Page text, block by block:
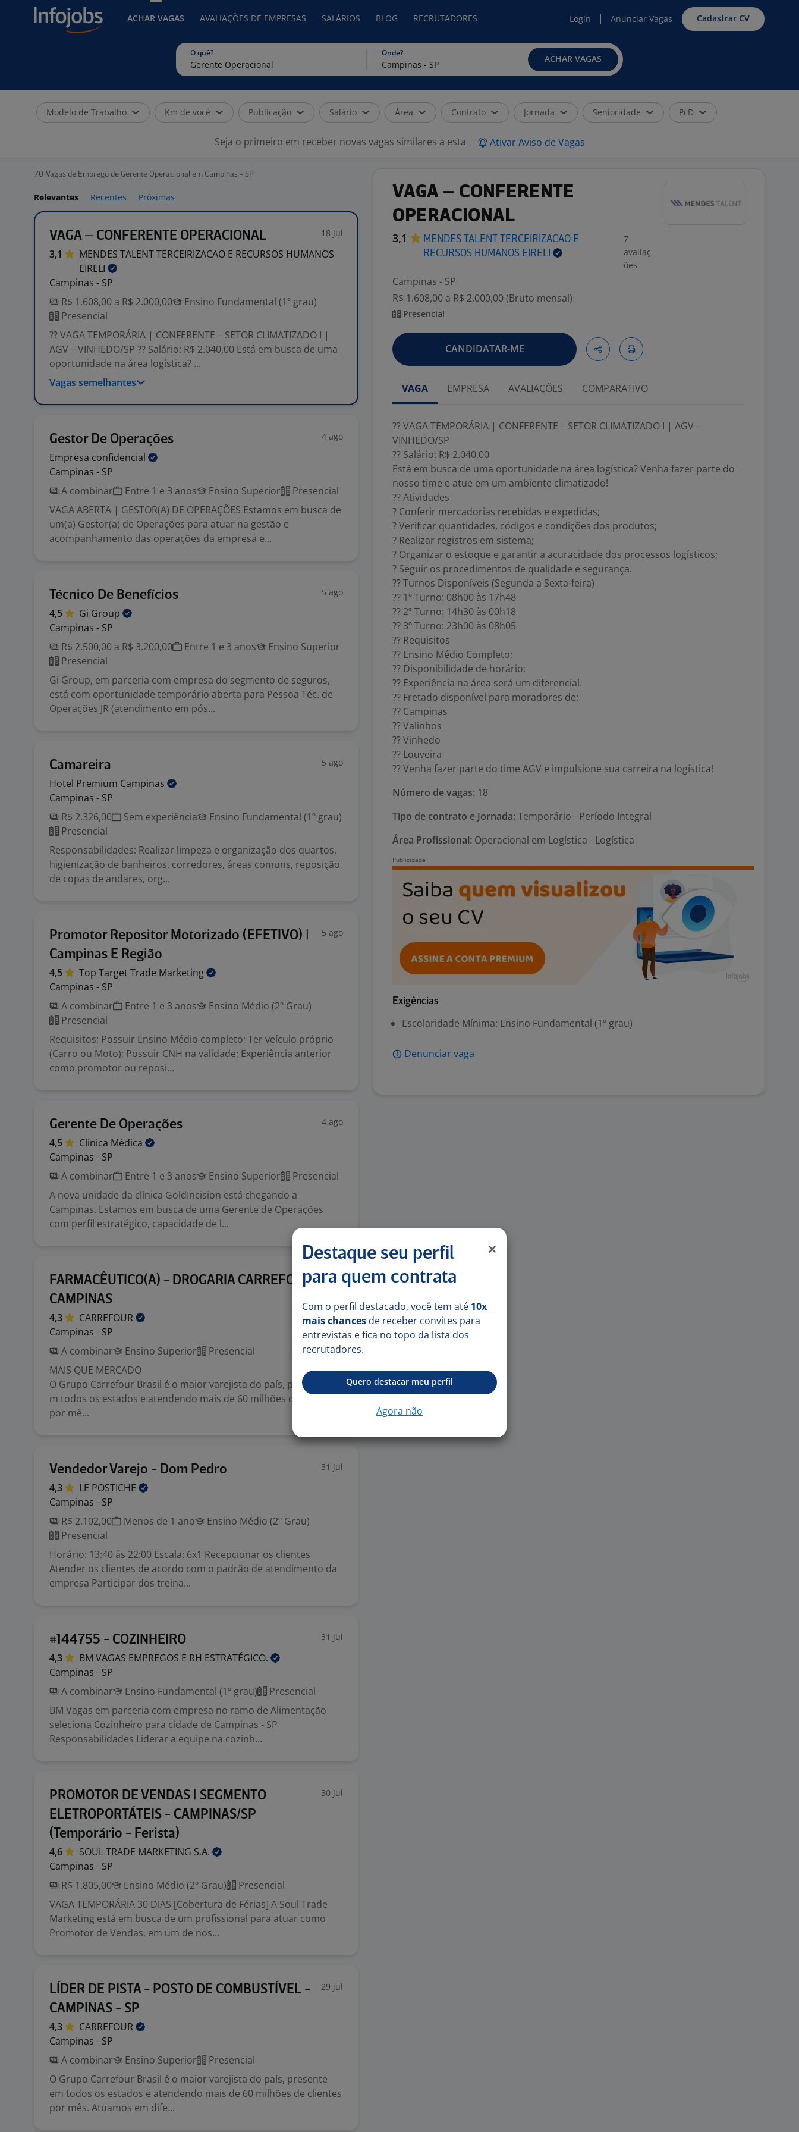
ACHAR VAGAS AVALIAÇÕES DE EMPRESAS SALÁRIOS BLOG RECRUTADORES Login Anunciar Vagas Cadastrar CV
O quê? Onde?
ACHAR VAGAS
Modelo de Trabalho Km de você Publicação Salário Área Contrato Jornada Senioridade PcD
Seja o primeiro em receber novas vagas similares a esta Ativar Aviso de Vagas
70 Vagas de Emprego de Gerente Operacional em Campinas - SP
Relevantes Recentes Próximas
VAGA – CONFERENTE OPERACIONAL 18 jul
3,1
MENDES TALENT TERCEIRIZACAO E RECURSOS HUMANOS
EIRELI
Campinas - SP
R$ 1.608,00 a R$ 2.000,00
Ensino Fundamental (1º grau)
Presencial
?? VAGA TEMPORÁRIA | CONFERENTE – SETOR CLIMATIZADO I |
AGV – VINHEDO/SP ?? Salário: R$ 2.040,00 Está em busca de uma
oportunidade na área logística? ...
Vagas semelhantes
Gestor De Operações 4 ago
Empresa confidencial
Campinas - SP
A combinar
Entre 1 e 3 anos Ensino Superior
Presencial
VAGA ABERTA | GESTOR(A) DE OPERAÇÕES Estamos em busca de
um(a) Gestor(a) de Operações para atuar na gestão e
acompanhamento das operações da empresa e...
Técnico De Benefícios 5 ago
4,5 Gi Group
Campinas - SP
R$ 2.500,00 a R$ 3.200,00
Entre 1 e 3 anos
Ensino Superior
Presencial
Gi Group, em parceria com empresa do segmento de seguros,
está com oportunidade temporário aberta para Pessoa Téc. de
Operações JR (atendimento em pós...
Camareira 5 ago
Hotel Premium Campinas
Campinas - SP
R$ 2.326,00
Sem experiência
Ensino Fundamental (1º grau)
Presencial
Responsabilidades: Realizar limpeza e organização dos quartos,
higienização de banheiros, corredores, áreas comuns, reposição
de copas de andares, org...
Promotor Repositor Motorizado (EFETIVO) |
Campinas E Região
5 ago
4,5 Top Target Trade Marketing
Campinas - SP
A combinar
Entre 1 e 3 anos
Ensino Médio (2º Grau)
Presencial
Requisitos: Possuir Ensino Médio completo; Ter veículo próprio
(Carro ou Moto); Possuir CNH na validade; Experiência anterior
como promotor ou reposi...
Gerente De Operações 4 ago
4,5 Clinica Médica
Campinas - SP
A combinar
Entre 1 e 3 anos Ensino Superior
Presencial
A nova unidade da clínica GoldIncision está chegando a
Campinas. Estamos em busca de uma Gerente de Operações
com perfil estratégico, capacidade de l...
FARMACÊUTICO(A) - DROGARIA CARREFOUR
CAMPINAS
3 ago
4,3
CARREFOUR
Campinas - SP
A combinar
Ensino Superior
Presencial
MAIS QUE MERCADO
O Grupo Carrefour Brasil é o maior varejista do país, presente e
m todos os estados e atendendo mais de 60 milhões de clientes
por mê...
Vendedor Varejo - Dom Pedro 31 jul
4,3 LE POSTICHE
Campinas - SP
R$ 2.102,00
Menos de 1 ano
Ensino Médio (2º Grau)
Presencial
Horário: 13:40 ás 22:00 Escala: 6x1 Recepcionar os clientes
Atender os clientes de acordo com o padrão de atendimento da
empresa Participar dos treina...
#144755 - COZINHEIRO 31 jul
4,3 BM VAGAS EMPREGOS E RH ESTRATÉGICO.
Campinas - SP
A combinar
Ensino Fundamental (1º grau)
Presencial
BM Vagas em parceria com empresa no ramo de Alimentação
seleciona Cozinheiro para cidade de Campinas - SP
Responsabilidades Liderar a equipe na cozinh...
PROMOTOR DE VENDAS | SEGMENTO
ELETROPORTÁTEIS - CAMPINAS/SP
(Temporário - Ferista)
30 jul
4,6 SOUL TRADE MARKETING S.A.
Campinas - SP
R$ 1.805,00
Ensino Médio (2º Grau)
Presencial
VAGA TEMPORÁRIA 30 DIAS [Cobertura de Férias] A Soul Trade
Marketing está em busca de um profissional para atuar como
Promotor de Vendas, em um de nos...
LÍDER DE PISTA - POSTO DE COMBUSTÍVEL -
CAMPINAS - SP
29 jul
4,3
CARREFOUR
Campinas - SP
A combinar
Ensino Superior
Presencial
O Grupo Carrefour Brasil é o maior varejista do país, presente
em todos os estados e atendendo mais de 60 milhões de clientes
por mês. Atuamos em dife...
VAGA – CONFERENTE
OPERACIONAL
3,1
MENDES TALENT TERCEIRIZACAO E
RECURSOS HUMANOS EIRELI
7
avaliaç
ões
Campinas - SP
R$ 1.608,00 a R$ 2.000,00 (Bruto mensal)
Presencial
CANDIDATAR-ME
VAGA EMPRESA AVALIAÇÕES COMPARATIVO
?? VAGA TEMPORÁRIA | CONFERENTE – SETOR CLIMATIZADO I | AGV –
VINHEDO/SP
?? Salário: R$ 2.040,00
Está em busca de uma oportunidade na área logística? Venha fazer parte do
nosso time e atue em um ambiente climatizado!
?? Atividades
? Conferir mercadorias recebidas e expedidas;
? Verificar quantidades, códigos e condições dos produtos;
? Realizar registros em sistema;
? Organizar o estoque e garantir a acuracidade dos processos logísticos;
? Seguir os procedimentos de qualidade e segurança.
?? Turnos Disponíveis (Segunda a Sexta-feira)
?? 1º Turno: 08h00 às 17h48
?? 2º Turno: 14h30 às 00h18
?? 3º Turno: 23h00 às 08h05
?? Requisitos
?? Ensino Médio Completo;
?? Disponibilidade de horário;
?? Experiência na área será um diferencial.
?? Fretado disponível para moradores de:
?? Campinas
?? Valinhos
?? Vinhedo
?? Louveira
?? Venha fazer parte do time AGV e impulsione sua carreira na logística!
Número de vagas: 18
Tipo de contrato e Jornada: Temporário - Período Integral
Área Profissional: Operacional em Logística - Logística
Exigências
Escolaridade Mínima: Ensino Fundamental (1º grau)
Denunciar vaga
Destaque seu perfil
para quem contrata
Com o perfil destacado, você tem até 10x
mais chances de receber convites para
entrevistas e fica no topo da lista dos
recrutadores.
Quero destacar meu perfil
Agora não